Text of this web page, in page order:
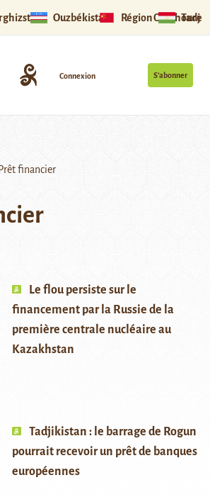
Ouzbékistan Région Ouïghoure
S’abonner
Connexion
Prêt financier
Le flou persiste sur le
financement par la Russie de la
première centrale nucléaire au
Kazakhstan
Tadjikistan : le barrage de Rogun
pourrait recevoir un prêt de banques
européennes